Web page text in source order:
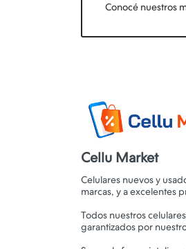
Conocé nuestros
Cellu Market
Celulares nuevos y
marcas, y a excelentes
Todos nuestros
garantizados por